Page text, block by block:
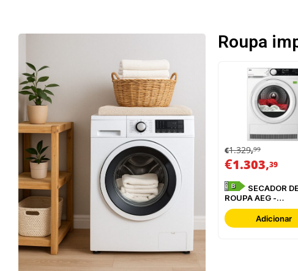
Roupa
€1.329,99
€1.303,39
B
ROUPA AEG -
TR839T4PBC
Adicionar